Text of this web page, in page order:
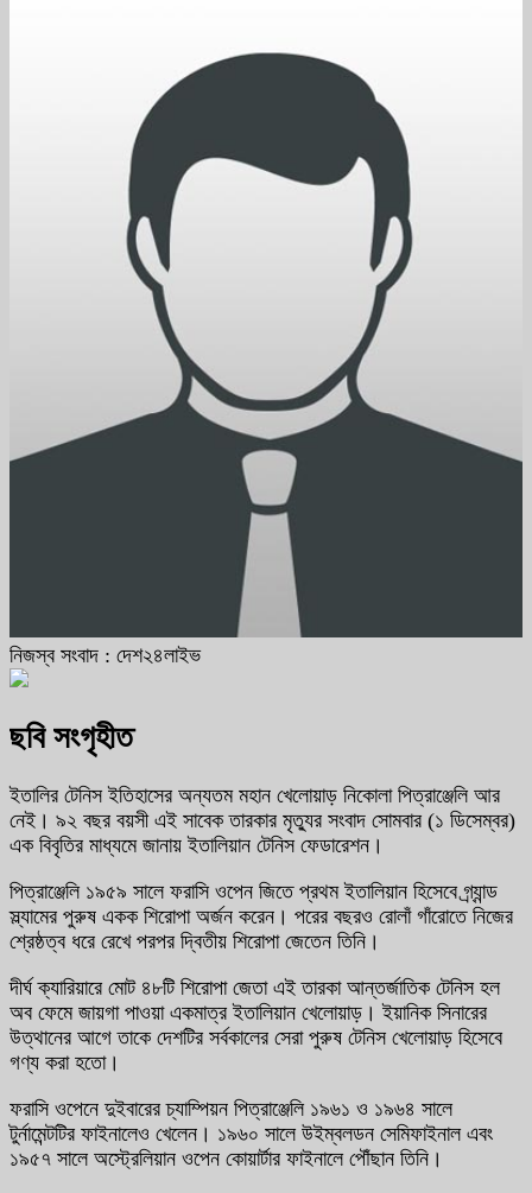
নিজস্ব সংবাদ : দেশ২৪লাইভ
ছবি সংগৃহীত
ইতালির টেনিস ইতিহাসের অন্যতম মহান খেলোয়াড় নিকোলা পিত্রাঞ্জেলি আর
নেই। ৯২ বছর বয়সী এই সাবেক তারকার মৃত্যুর সংবাদ সোমবার (১ ডিসেম্বর)
এক বিবৃতির মাধ্যমে জানায় ইতালিয়ান টেনিস ফেডারেশন।
পিত্রাঞ্জেলি ১৯৫৯ সালে ফরাসি ওপেন জিতে প্রথম ইতালিয়ান হিসেবে গ্র্যান্ড
স্ল্যামের পুরুষ একক শিরোপা অর্জন করেন। পরের বছরও রোলাঁ গাঁরোতে নিজের
শ্রেষ্ঠত্ব ধরে রেখে পরপর দ্বিতীয় শিরোপা জেতেন তিনি।
দীর্ঘ ক্যারিয়ারে মোট ৪৮টি শিরোপা জেতা এই তারকা আন্তর্জাতিক টেনিস হল
অব ফেমে জায়গা পাওয়া একমাত্র ইতালিয়ান খেলোয়াড়। ইয়ানিক সিনারের
উত্থানের আগে তাকে দেশটির সর্বকালের সেরা পুরুষ টেনিস খেলোয়াড় হিসেবে
গণ্য করা হতো।
ফরাসি ওপেনে দুইবারের চ্যাম্পিয়ন পিত্রাঞ্জেলি ১৯৬১ ও ১৯৬৪ সালে
টুর্নামেন্টটির ফাইনালেও খেলেন। ১৯৬০ সালে উইম্বলডন সেমিফাইনাল এবং
১৯৫৭ সালে অস্ট্রেলিয়ান ওপেন কোয়ার্টার ফাইনালে পৌঁছান তিনি।